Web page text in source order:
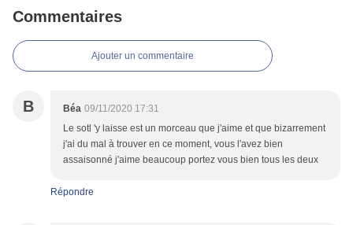
Commentaires
Ajouter un commentaire
B Béa 09/11/2020 17:31
Le sotl 'y laisse est un morceau que j'aime et que bizarrement
j'ai du mal à trouver en ce moment, vous l'avez bien
assaisonné j'aime beaucoup portez vous bien tous les deux
Répondre